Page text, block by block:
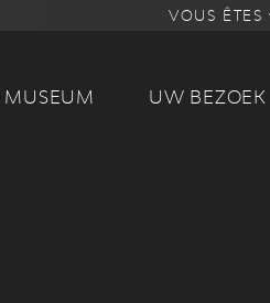
VOUS ÊTES
MUSEUM UW BEZOEK